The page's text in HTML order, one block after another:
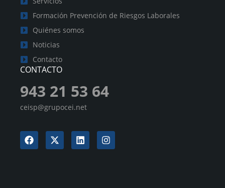
Formación Prevención de Riesgos Laborales
Quiénes somos
Noticias
Contacto
CONTACTO
943 21 53 64
ceisp@grupocei.net